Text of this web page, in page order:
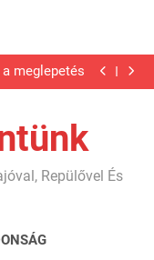
2. rész
a meglepetés
nyaraltunk?!
2. rész
a meglepetés
nyaraltunk?!
Karib…
2. rész
Repülővel És